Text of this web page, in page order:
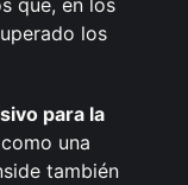
los
para la
una
también